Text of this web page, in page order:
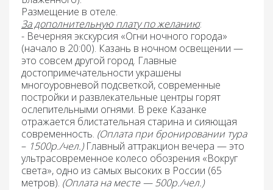
Размещение в отеле.
За дополнительную плату по желанию:
- Вечерняя экскурсия «Огни ночного города»
(начало в 20:00). Казань в ночном освещении —
это совсем другой город. Главные
достопримечательности украшены
многоуровневой подсветкой, современные
постройки и развлекательные центры горят
ослепительными огнями. В реке Казанке
отражается блистательная старина и сияющая
современность. (Оплата при бронировании тура
– 1500р./чел.)Главный аттракцион вечера — это
ультрасовременное колесо обозрения «Вокруг
света», одно из самых высоких в России (65
метров). (Оплата на месте — 500р./чел.)